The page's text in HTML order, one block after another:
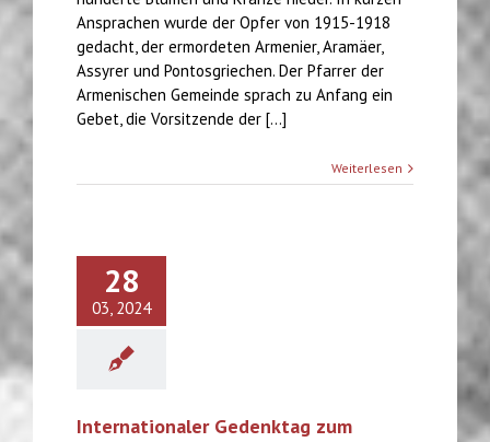
Ansprachen wurde der Opfer von 1915-1918
gedacht, der ermordeten Armenier, Aramäer,
Assyrer und Pontosgriechen. Der Pfarrer der
Armenischen Gemeinde sprach zu Anfang ein
Gebet, die Vorsitzende der [...]
Weiterlesen
28
03, 2024
Internationaler Gedenktag zum